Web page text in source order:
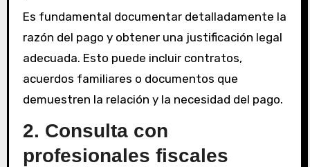
Es fundamental documentar detalladamente la
razón del pago y obtener una justificación legal
adecuada. Esto puede incluir contratos,
acuerdos familiares o documentos que
demuestren la relación y la necesidad del pago.
2. Consulta con
profesionales fiscales